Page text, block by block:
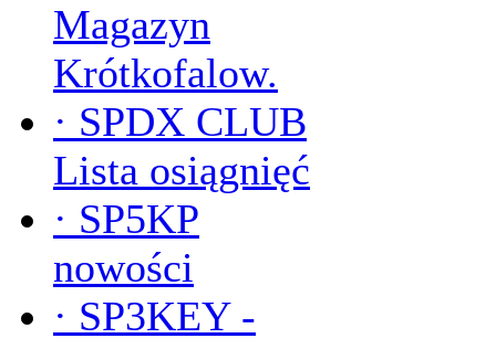
Magazyn
Krótkofalow.
· SPDX CLUB
Lista osiągnięć
· SP5KP
nowości
· SP3KEY -